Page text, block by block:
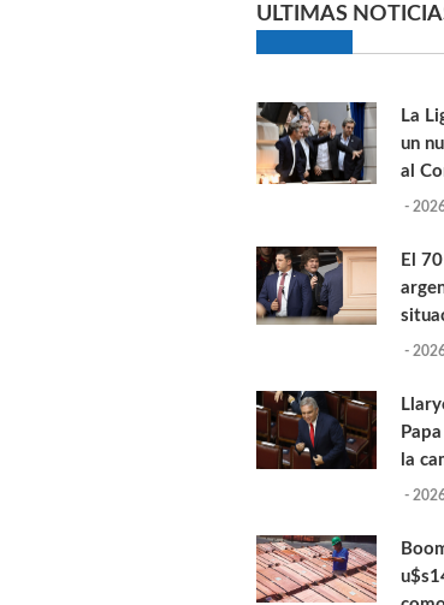
ULTIMAS
La
un
al
-
El
-
la
-